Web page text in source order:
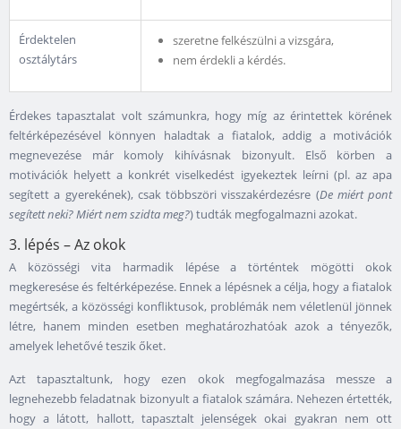
Érdektelen
osztálytárs
szeretne felkészülni a vizsgára,
nem érdekli a kérdés.
Érdekes tapasztalat volt számunkra, hogy míg az érintettek körének
feltérképezésével könnyen haladtak a fiatalok, addig a motivációk
megnevezése már komoly kihívásnak bizonyult. Első körben a
motivációk helyett a konkrét viselkedést igyekeztek leírni (pl. az apa
segített a gyerekének), csak többszöri visszakérdezésre (De miért pont
segített neki? Miért nem szidta meg?) tudták megfogalmazni azokat.
3. lépés – Az okok
A közösségi vita harmadik lépése a történtek mögötti okok
megkeresése és feltérképezése. Ennek a lépésnek a célja, hogy a fiatalok
megértsék, a közösségi konfliktusok, problémák nem véletlenül jönnek
létre, hanem minden esetben meghatározhatóak azok a tényezők,
amelyek lehetővé teszik őket.
Azt tapasztaltunk, hogy ezen okok megfogalmazása messze a
legnehezebb feladatnak bizonyult a fiatalok számára. Nehezen értették,
hogy a látott, hallott, tapasztalt jelenségek okai gyakran nem ott